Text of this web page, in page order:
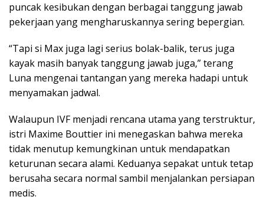
puncak kesibukan dengan berbagai tanggung jawab
pekerjaan yang mengharuskannya sering bepergian.
“Tapi si Max juga lagi serius bolak-balik, terus juga
kayak masih banyak tanggung jawab juga,” terang
Luna mengenai tantangan yang mereka hadapi untuk
menyamakan jadwal.
Walaupun IVF menjadi rencana utama yang terstruktur,
istri Maxime Bouttier ini menegaskan bahwa mereka
tidak menutup kemungkinan untuk mendapatkan
keturunan secara alami. Keduanya sepakat untuk tetap
berusaha secara normal sambil menjalankan persiapan
medis.